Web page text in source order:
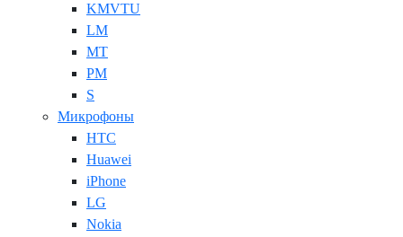
KMVTU
LM
MT
PM
S
Микрофоны
HTC
Huawei
iPhone
LG
Nokia